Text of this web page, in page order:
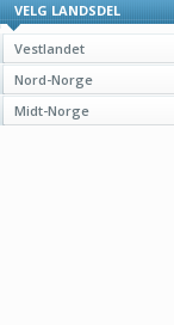
VELG LANDSDEL
Vestlandet
Nord-Norge
Midt-Norge